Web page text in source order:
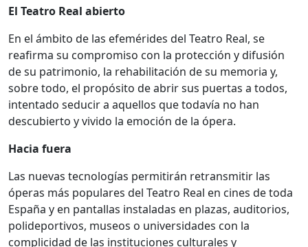
El Teatro Real abierto
En el ámbito de las efemérides del Teatro Real, se
reafirma su compromiso con la protección y difusión
de su patrimonio, la rehabilitación de su memoria y,
sobre todo, el propósito de abrir sus puertas a todos,
intentado seducir a aquellos que todavía no han
descubierto y vivido la emoción de la ópera.
Hacia fuera
Las nuevas tecnologías permitirán retransmitir las
óperas más populares del Teatro Real en cines de toda
España y en pantallas instaladas en plazas, auditorios,
polideportivos, museos o universidades con la
complicidad de las instituciones culturales y